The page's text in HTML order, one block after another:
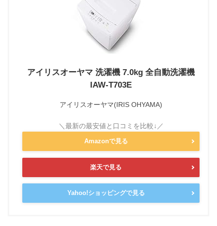
アイリスオーヤマ 洗濯機 7.0kg 全自動洗濯機
IAW-T703E
アイリスオーヤマ(IRIS OHYAMA)
Amazonで見る
楽天で見る
Yahoo!ショッピングで見る